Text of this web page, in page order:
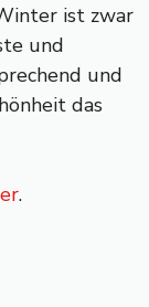
ist zwar
und
und
das
.